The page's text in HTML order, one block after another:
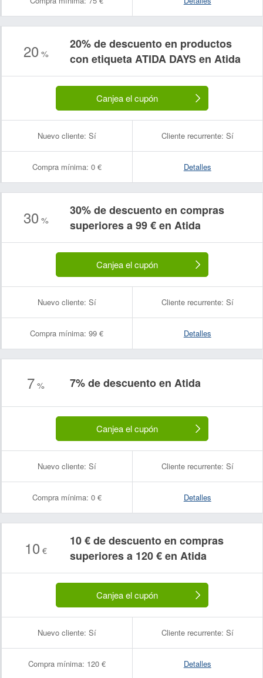
20 %
20% de descuento en productos
con etiqueta ATIDA DAYS en Atida
Canjea el cupón
Nuevo cliente: Sí Cliente recurrente: Sí
Compra mínima: 0 € Detalles
30 %
30% de descuento en compras
superiores a 99 € en Atida
Canjea el cupón
Nuevo cliente: Sí Cliente recurrente: Sí
Compra mínima: 99 € Detalles
7% 7% de descuento en Atida
Canjea el cupón
Nuevo cliente: Sí Cliente recurrente: Sí
Compra mínima: 0 € Detalles
10 €
10 € de descuento en compras
superiores a 120 € en Atida
Canjea el cupón
Nuevo cliente: Sí Cliente recurrente: Sí
Compra mínima: 120 € Detalles
Nombre:
Correo electrónico: